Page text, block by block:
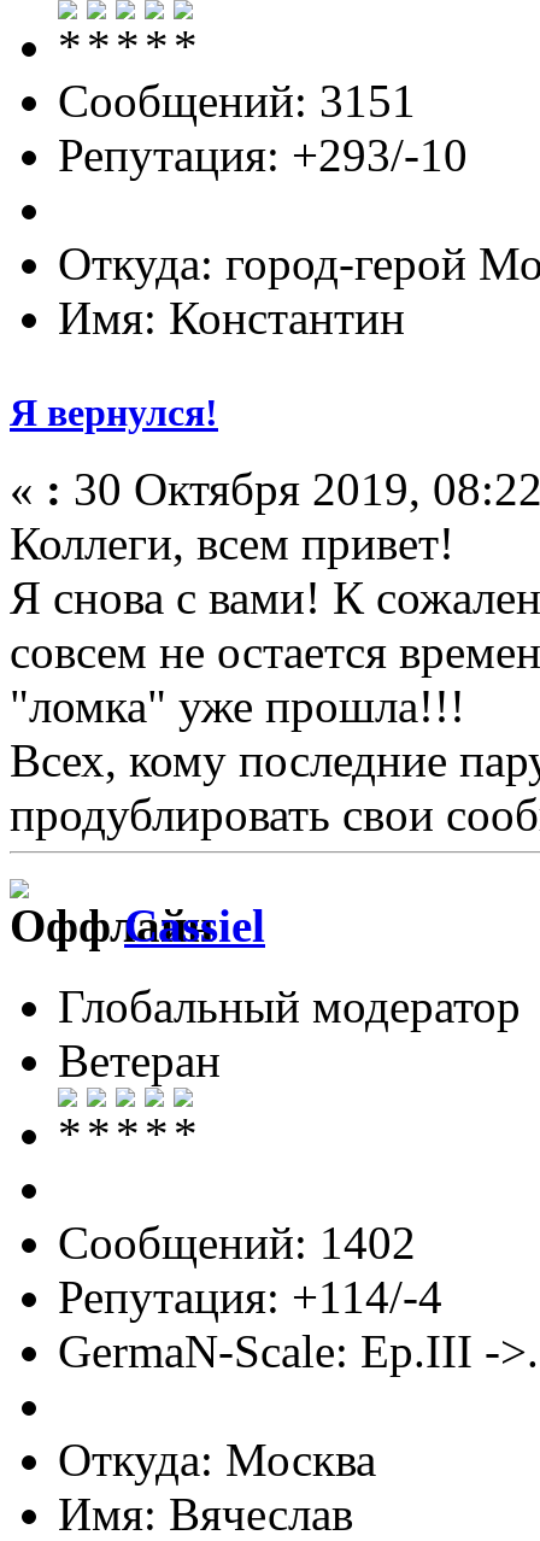
Сообщений: 3151
Репутация: +293/-10
Откуда: город-герой
Имя: Константин
Я вернулся!
« : 30 Октября 2019,
Коллеги, всем привет!
Я снова с вами! К
совсем не остается
"ломка" уже прошла!!!
Всех, кому последние
продублировать свои
Cassiel
Глобальный модератор
Ветеран
Сообщений: 1402
Репутация: +114/-4
GermaN-Scale: Ep.III -
Откуда: Москва
Имя: Вячеслав